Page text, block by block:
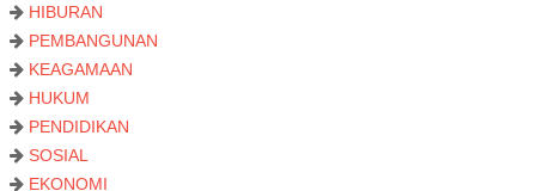
HIBURAN
PEMBANGUNAN
KEAGAMAAN
HUKUM
PENDIDIKAN
SOSIAL
EKONOMI